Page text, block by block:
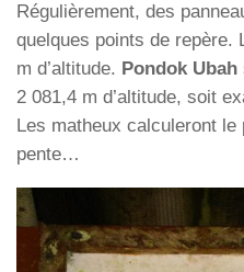
Régulièrement, des
quelques points de repère.
m d’altitude. Pondok Ubah
2 081,4 m d’altitude, soit
Les matheux calculeront le
pente…